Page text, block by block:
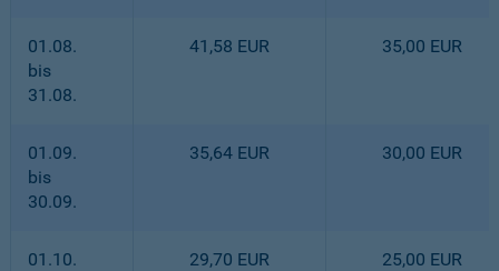
01.08.
bis
31.08.
41,58 EUR 35,00 EUR
01.09.
bis
30.09.
35,64 EUR 30,00 EUR
01.10. 29,70 EUR 25,00 EUR